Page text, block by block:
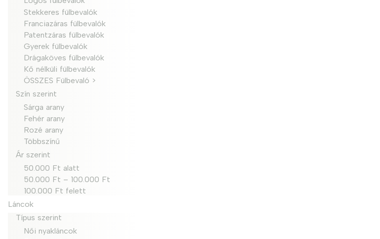
Stekkeres fülbevalók
Franciazáras fülbevalók
Patentzáras fülbevalók
Gyerek fülbevalók
Drágaköves fülbevalók
Kő nélküli fülbevalók
ÖSSZES Fülbevaló >
Szín szerint
Sárga arany
Fehér arany
Rozé arany
Többszínű
Ár szerint
50.000 Ft alatt
50.000 Ft – 100.000 Ft
100.000 Ft felett
Láncok
Típus szerint
Női nyakláncok